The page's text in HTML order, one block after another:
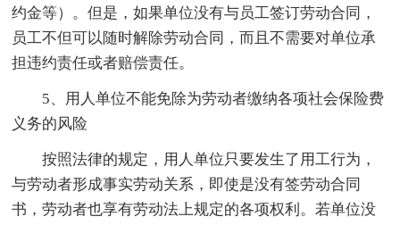
约金等）。但是，如果单位没有与员工签订劳动合同，
员工不但可以随时解除劳动合同，而且不需要对单位承
担违约责任或者赔偿责任。
5、用人单位不能免除为劳动者缴纳各项社会保险费
义务的风险
按照法律的规定，用人单位只要发生了用工行为，
与劳动者形成事实劳动关系，即使是没有签劳动合同
书，劳动者也享有劳动法上规定的各项权利。若单位没